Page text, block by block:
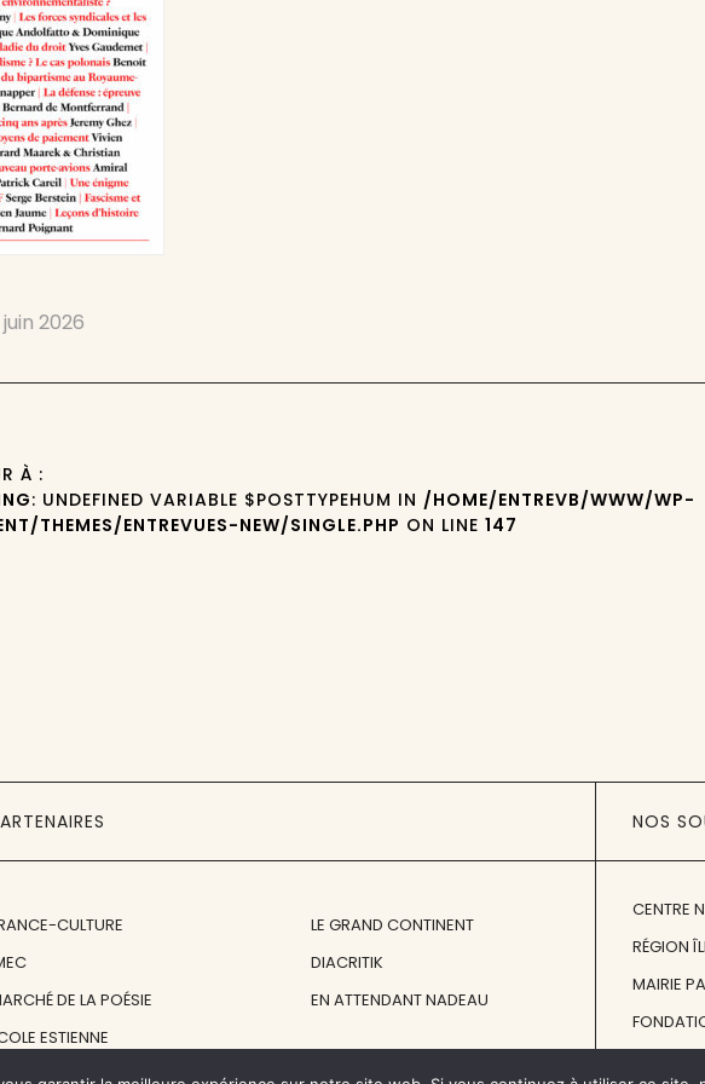
juin 2026
À :
: UNDEFINED VARIABLE $POSTTYPEHUM IN /HOME/ENTREVB/WWW/WP-
THEMES/ENTREVUES-NEW/SINGLE.PHP ON LINE147
CULTURE
DE LA POÉSIE
ESTIENNE
LE GRAND CONTINENT
DIACRITIK
EN ATTENDANT NADEAU
NOS
CENTRE
RÉGION
MAIRIE